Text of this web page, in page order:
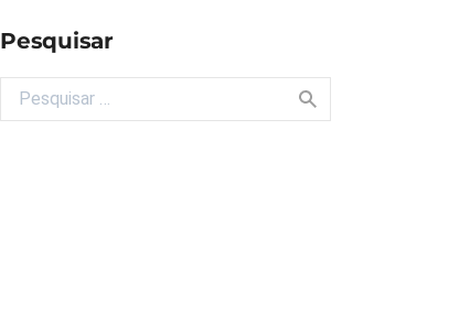
Pesquisar
Buscar por: